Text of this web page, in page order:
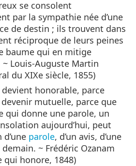
se consolent
par la sympathie née d’une
de destin ; ils trouvent dans
réciproque de leurs peines
baume qui en mitige
~ Louis-Auguste Martin
du XIXe siècle, 1855)
devient honorable, parce
devenir mutuelle, parce que
qui donne une parole, un
aujourd’hui, peut
parole, d’un avis, d’une
~ Frédéric Ozanam
qui honore, 1848)